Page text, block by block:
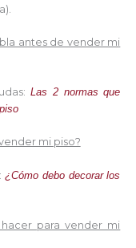
antes de vender mi
Las 2 normas que
mi piso?
¿Cómo debo decorar los
para vender mi